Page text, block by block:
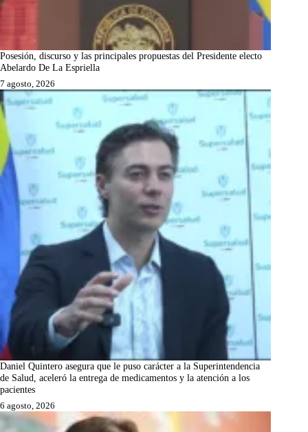
Posesión, discurso y las principales propuestas del Presidente electo
Abelardo De La Espriella
7 agosto, 2026
Daniel Quintero asegura que le puso carácter a la Superintendencia
de Salud, aceleró la entrega de medicamentos y la atención a los
pacientes
6 agosto, 2026